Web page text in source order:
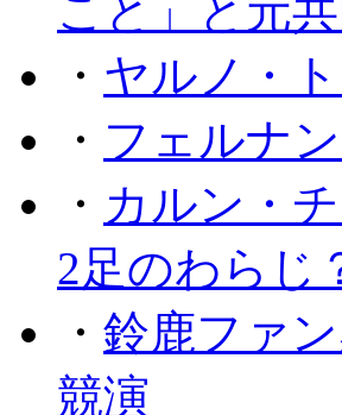
こと」と元
・ ヤルノ・
・ フェルナ
・ カルン・
2足のわらじ
・ 鈴鹿ファ
競演